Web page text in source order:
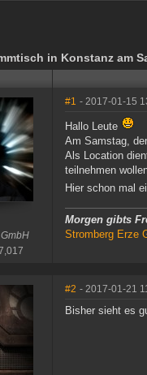
in Konstanz am
#1 - 2017-01-15
Hallo Leute
Am Samstag,
Als Location
teilnehmen
Hier schon mal
Morgen gibts
Stromberg Erze
#2 - 2017-01-21
Bisher sieht es